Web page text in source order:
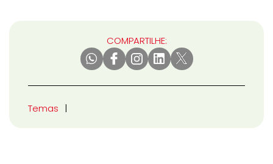
COMPARTILHE:
Temas